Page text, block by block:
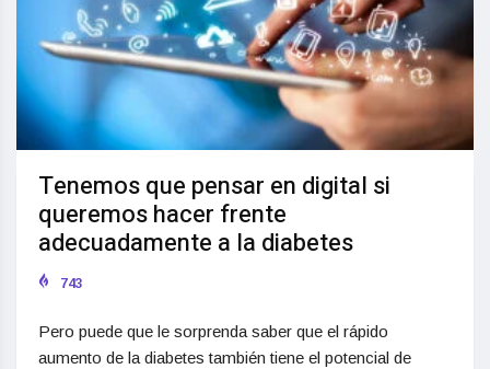
Tenemos que pensar en digital si
queremos hacer frente
adecuadamente a la diabetes
743
Pero puede que le sorprenda saber que el rápido
aumento de la diabetes también tiene el potencial de